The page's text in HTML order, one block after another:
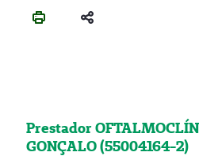
Prestador
GONÇALO (55004164-2)